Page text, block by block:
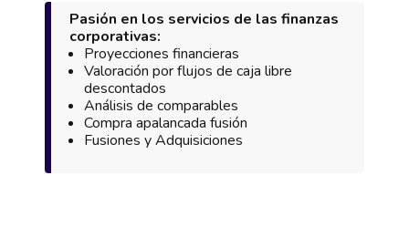
Pasión en los servicios de las finanzas
corporativas:
Proyecciones financieras
Valoración por flujos de caja libre
descontados
Análisis de comparables
Compra apalancada fusión
Fusiones y Adquisiciones